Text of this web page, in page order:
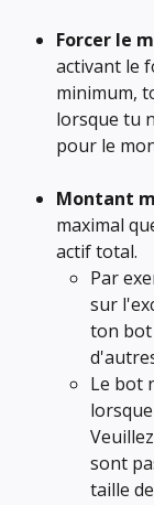
Forcer le
activant le
minimum,
lorsque tu
pour le
Montant
maximal
actif total.
Par
sur
ton bot
Le bot
sont
taille